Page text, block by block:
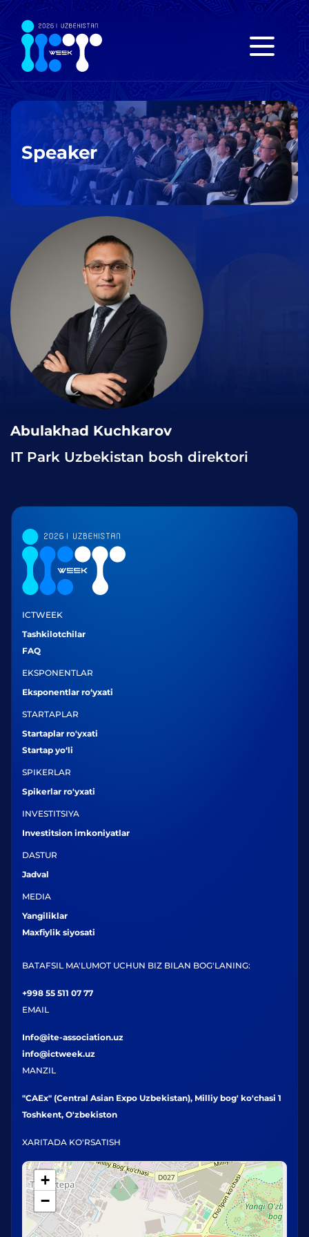
Speaker
Abulakhad Kuchkarov
IT Park Uzbekistan bosh direktori
ICTWEEK
Tashkilotchilar
FAQ
EKSPONENTLAR
Eksponentlar ro‘yxati
STARTAPLAR
Startaplar ro'yxati
Startap yo‘li
SPIKERLAR
Spikerlar ro'yxati
INVESTITSIYA
Investitsion imkoniyatlar
DASTUR
Jadval
MEDIA
Yangiliklar
Maxfiylik siyosati
BATAFSIL MA'LUMOT UCHUN BIZ BILAN BOG'LANING:
+998 55 511 07 77
EMAIL
Info@ite-association.uz
info@ictweek.uz
MANZIL
"CAEx" (Central Asian Expo Uzbekistan), Milliy bog' ko'chasi 1
Toshkent, O'zbekiston
XARITADA KO'RSATISH
+
−